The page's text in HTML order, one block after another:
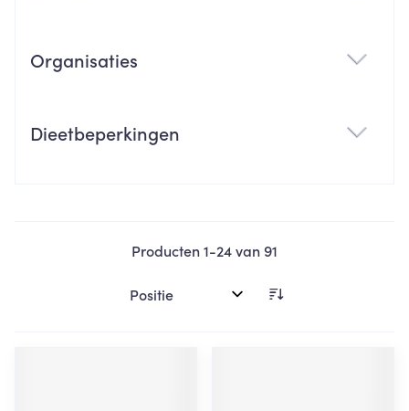
Organisaties
Dieetbeperkingen
Producten1-24van91
Sorteer op: